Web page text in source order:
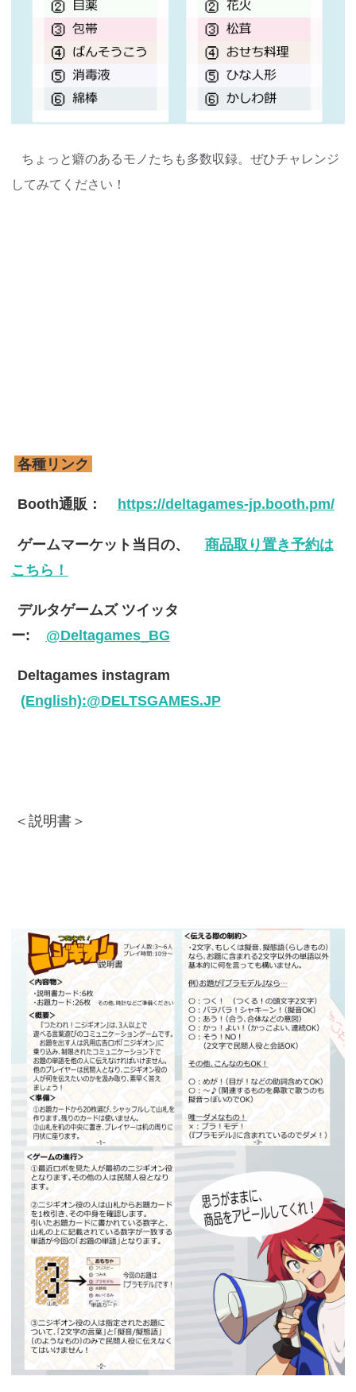
ちょっと癖のあるモノたちも多数収録。ぜひチャレンジ
してみてください！
各種リンク
Booth通販： https://deltagames-jp.booth.pm/
ゲームマーケット当日の、
商品取り置き予約は
こちら！
デルタゲームズ ツイッタ
ー:
@Deltagames_BG
Deltagames instagram
(English):@DELTSGAMES.JP
＜説明書＞